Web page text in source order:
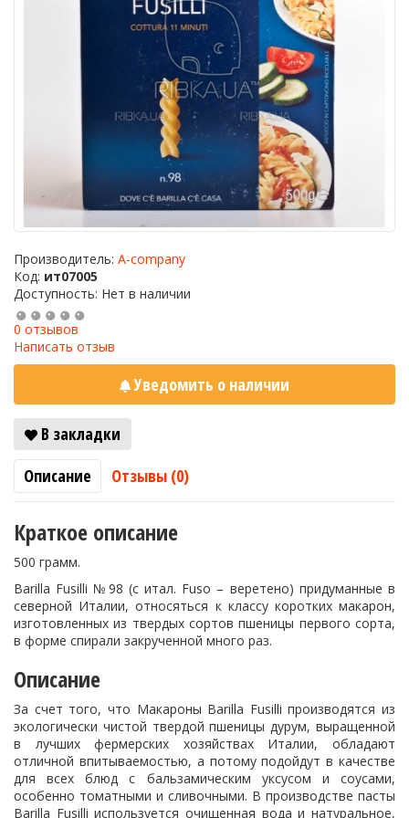
Производитель: A-company
Код: ит07005
Доступность: Нет в наличии
0 отзывов
Написать отзыв
Уведомить о наличии
В закладки
Описание
Отзывы (0)
Краткое описание
500 грамм.
Barilla Fusilli №98 (с итал. Fuso – веретено) придуманные в
северной Италии, относяться к классу коротких макарон,
изготовленных из твердых сортов пшеницы первого сорта,
в форме спирали закрученной много раз.
Описание
За счет того, что Макароны Barilla Fusilli производятся из
экологически чистой твердой пшеницы дурум, выращенной
в лучших фермерских хозяйствах Италии, обладают
отличной впитываемостью, а потому подойдут в качестве
для всех блюд с бальзамическим уксусом и соусами,
особенно томатными и сливочными. В производстве пасты
Barilla Fusilli используется очищенная вода и натуральное,